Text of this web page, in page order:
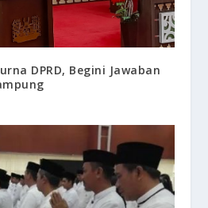
DPRD, Begini Jawaban